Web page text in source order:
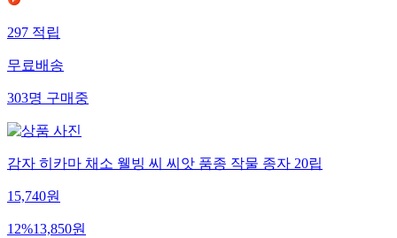
297 적립
무료배송
303명 구매중
감자 히카마 채소 웰빙 씨 씨앗 품종 작물 종자 20립
15,740원
12%13,850원